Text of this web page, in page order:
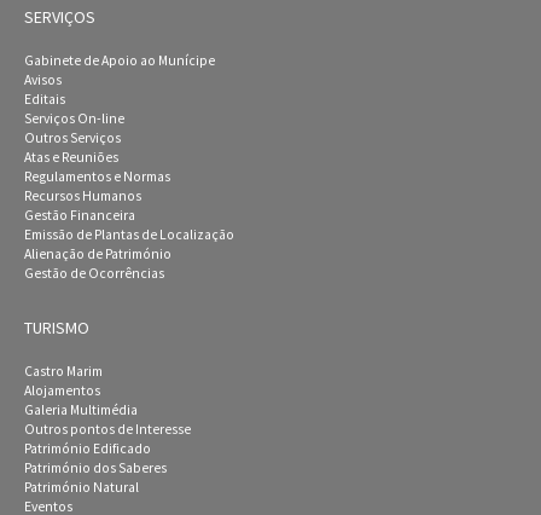
SERVIÇOS
Gabinete de Apoio ao Munícipe
Avisos
Editais
Serviços On-line
Outros Serviços
Atas e Reuniões
Regulamentos e Normas
Recursos Humanos
Gestão Financeira
Emissão de Plantas de Localização
Alienação de Património
Gestão de Ocorrências
TURISMO
Castro Marim
Alojamentos
Galeria Multimédia
Outros pontos de Interesse
Património Edificado
Património dos Saberes
Património Natural
Eventos